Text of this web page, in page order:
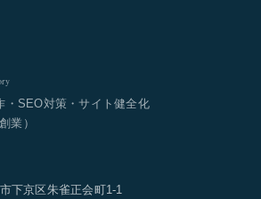
・SEO対策・サイト健全化
業）
下京区朱雀正会町1-1